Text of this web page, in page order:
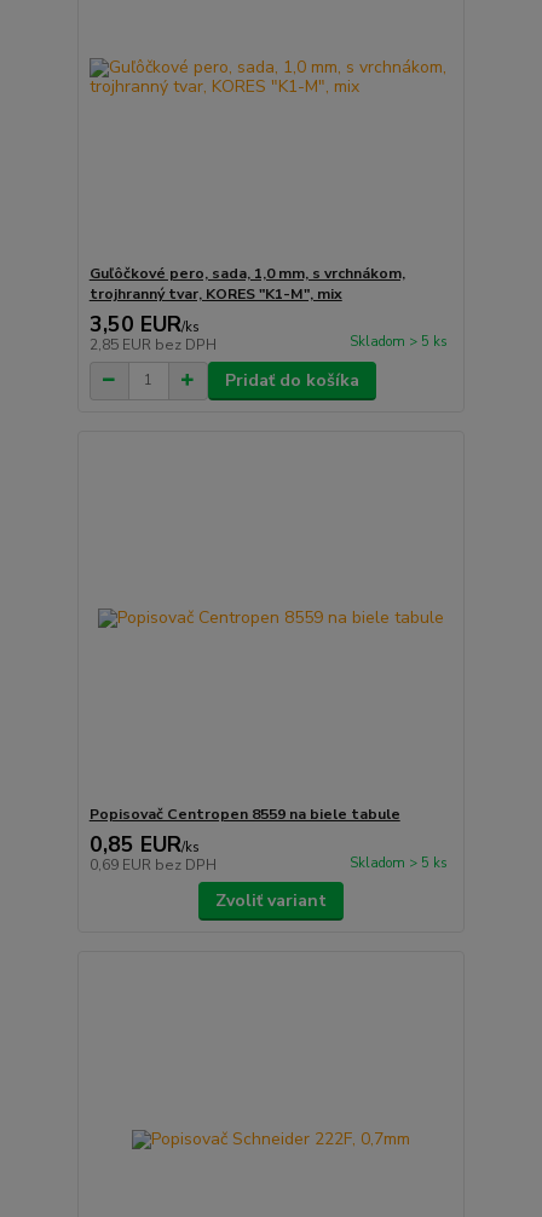
Guľôčkové pero, sada, 1,0 mm, s vrchnákom,
trojhranný tvar, KORES "K1-M", mix
3,50 EUR/ks
2,85 EUR bez DPH Skladom > 5 ks
Pridať do košíka
Popisovač Centropen 8559 na biele tabule
0,85 EUR/ks
0,69 EUR bez DPH Skladom > 5 ks
Zvoliť variant